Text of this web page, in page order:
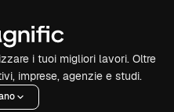
i tuoi migliori lavori. Oltre
imprese, agenzie e studi.